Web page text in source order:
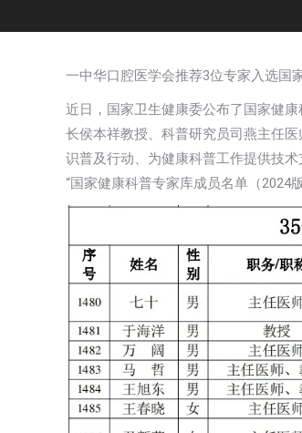
一中华口腔医学会推荐3位专家入选国
近日，国家卫生健康委公布了国家健
长侯本祥教授、科普研究员司燕主任
识普及行动、为健康科普工作提供技
“国家健康科普专家库成员名单（2024